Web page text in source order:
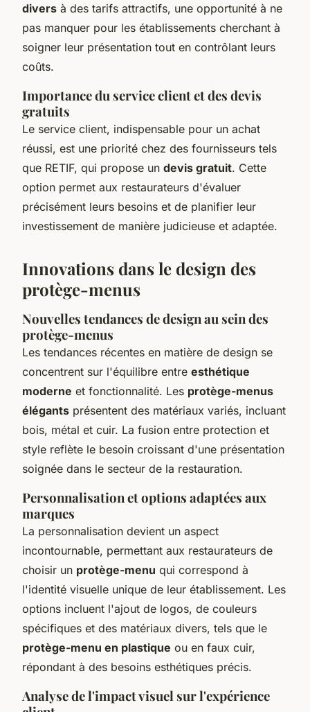
divers à des tarifs attractifs, une opportunité à ne
pas manquer pour les établissements cherchant à
soigner leur présentation tout en contrôlant leurs
coûts.
Importance du service client et des devis
gratuits
Le service client, indispensable pour un achat
réussi, est une priorité chez des fournisseurs tels
que RETIF, qui propose un devis gratuit. Cette
option permet aux restaurateurs d'évaluer
précisément leurs besoins et de planifier leur
investissement de manière judicieuse et adaptée.
Innovations dans le design des
protège-menus
Nouvelles tendances de design au sein des
protège-menus
Les tendances récentes en matière de design se
concentrent sur l'équilibre entre esthétique
moderne et fonctionnalité. Les protège-menus
élégants présentent des matériaux variés, incluant
bois, métal et cuir. La fusion entre protection et
style reflète le besoin croissant d'une présentation
soignée dans le secteur de la restauration.
Personnalisation et options adaptées aux
marques
La personnalisation devient un aspect
incontournable, permettant aux restaurateurs de
choisir un protège-menu qui correspond à
l'identité visuelle unique de leur établissement. Les
options incluent l'ajout de logos, de couleurs
spécifiques et des matériaux divers, tels que le
protège-menu en plastique ou en faux cuir,
répondant à des besoins esthétiques précis.
Analyse de l'impact visuel sur l'expérience